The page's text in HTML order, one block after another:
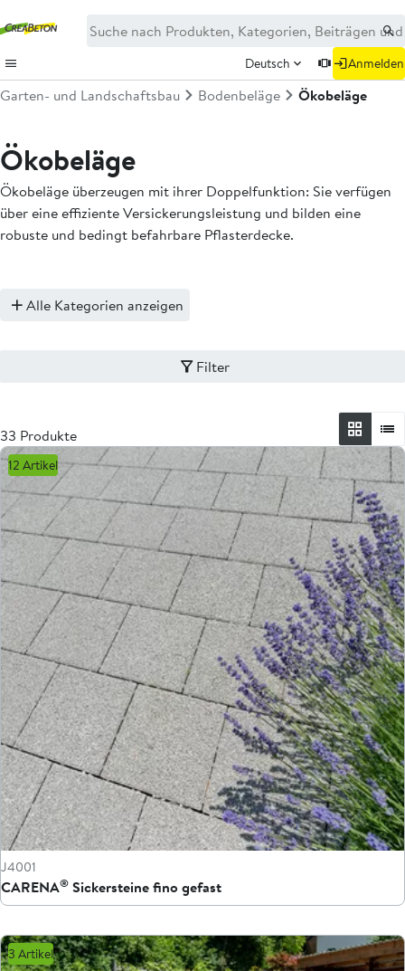
Deutsch Anmelden
Garten- und Landschaftsbau Bodenbeläge Ökobeläge
Ökobeläge
Ökobeläge überzeugen mit ihrer Doppelfunktion: Sie verfügen
über eine effiziente Versickerungsleistung und bilden eine
robuste und bedingt befahrbare Pflasterdecke.
Alle Kategorien anzeigen
Filter
33 Produkte
12 Artikel
J4001
CARENA® Sickersteine fino gefast
3 Artikel